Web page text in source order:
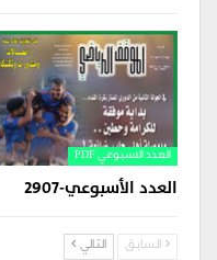
العدد الاسبوعي PDF
العدد الأسبوعي-2907
السابق التالي